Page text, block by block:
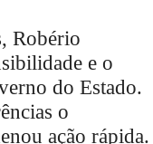
Robério
e o
do Estado.
o
ação rápida.